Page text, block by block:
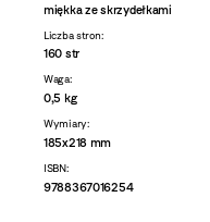
miękka ze skrzydełkami
Liczba stron:
160 str
Waga:
0,5 kg
Wymiary:
185x218 mm
ISBN:
9788367016254